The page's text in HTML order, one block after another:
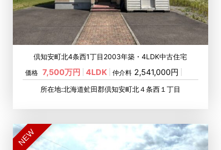
倶知安町北4条西1丁目2003年築・4LDK中古住宅
価格 7,500万円 4LDK 仲介料 2,541,000円
所在地:北海道虻田郡倶知安町北４条西１丁目
NEW